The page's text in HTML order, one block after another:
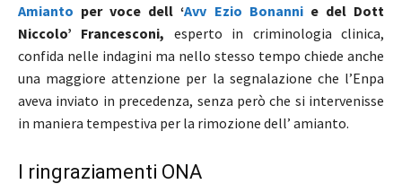
Amianto per voce dell ‘Avv Ezio Bonannie del Dott
Niccolo’ Francesconi, esperto in criminologia clinica,
confida nelle indagini ma nello stesso tempo chiede anche
una maggiore attenzione per la segnalazione che l’Enpa
aveva inviato in precedenza, senza però che si intervenisse
in maniera tempestiva per la rimozione dell’ amianto.
I ringraziamenti ONA